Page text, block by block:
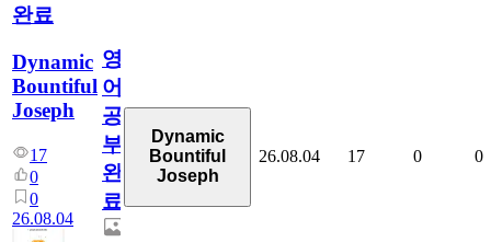
완료
Dynamic
Bountiful
Joseph
17
0
0
26.08.04
영
어
공
부
완
료
Dynamic
Bountiful
Joseph
26.08.04 17 0 0